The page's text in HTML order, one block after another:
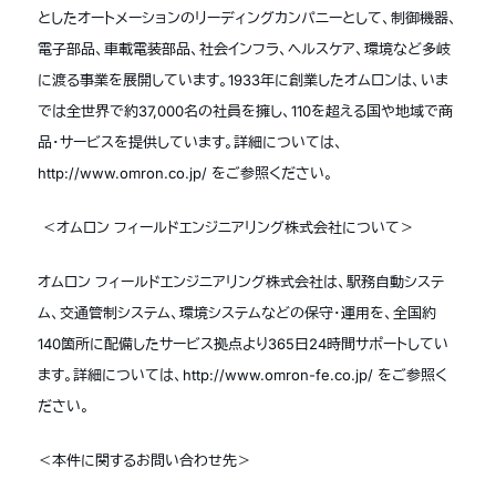
としたオートメーションのリーディングカンパニーとして、制御機器、
電子部品、車載電装部品、社会インフラ、ヘルスケア、環境など多岐
に渡る事業を展開しています。1933年に創業したオムロンは、いま
では全世界で約37,000名の社員を擁し、110を超える国や地域で商
品・サービスを提供しています。詳細については、
http://www.omron.co.jp/ をご参照ください。
＜オムロン フィールドエンジニアリング株式会社について＞
オムロン フィールドエンジニアリング株式会社は、駅務自動システ
ム、交通管制システム、環境システムなどの保守・運用を、全国約
140箇所に配備したサービス拠点より365日24時間サポートしてい
ます。詳細については、http://www.omron-fe.co.jp/ をご参照く
ださい。
＜本件に関するお問い合わせ先＞